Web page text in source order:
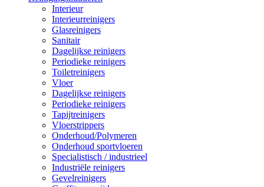
Interieur
Interieurreinigers
Glasreinigers
Sanitair
Dagelijkse reinigers
Periodieke reinigers
Toiletreinigers
Vloer
Dagelijkse reinigers
Periodieke reinigers
Tapijtreinigers
Vloerstrippers
Onderhoud/Polymeren
Onderhoud sportvloeren
Specialistisch / industrieel
Industriële reinigers
Gevelreinigers